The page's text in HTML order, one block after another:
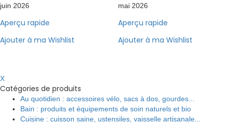
juin 2026
Aperçu rapide
Ajouter à ma Wishlist
mai 2026
Aperçu rapide
Ajouter à ma Wishlist
X
Catégories de produits
Au quotidien : accessoires vélo, sacs à dos, gourdes...
Bain : produits et équipements de soin naturels et bio
Cuisine : cuisson saine, ustensiles, vaisselle artisanale...